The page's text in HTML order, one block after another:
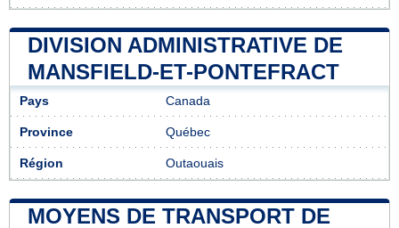
DIVISION ADMINISTRATIVE DE
MANSFIELD-ET-PONTEFRACT
Pays Canada
Province Québec
Région Outaouais
MOYENS DE TRANSPORT DE